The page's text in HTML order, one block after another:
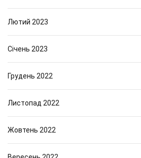
Лютий 2023
Січень 2023
Грудень 2022
Листопад 2022
Жовтень 2022